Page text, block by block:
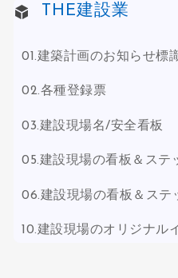
THE建設業
01.建築計画のお知らせ
02.各種登録票
03.建設現場名/安全看板
05.建設現場の看板＆ステ
06.建設現場の看板＆ステ
10.建設現場のオリジナル